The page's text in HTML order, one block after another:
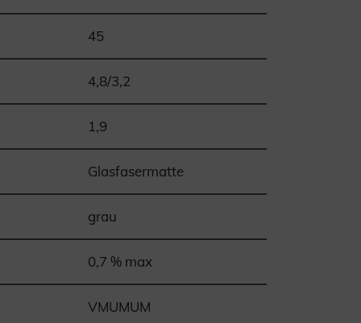
45
4,8/3,2
1,9
Glasfasermatte
grau
0,7 % max
VMUMUM